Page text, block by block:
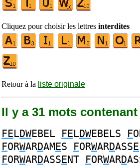
Cliquez pour choisir les lettres interdites
Retour à la liste originale
Il y a 31 mots contenant
FELDWEBEL FELDWEBELS F
FORWARDAMES FORWARDASSE
FORWARDASSENT FORWARD